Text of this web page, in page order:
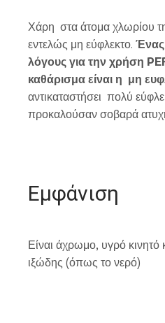
Χάρη στα άτομα χλωρίου
εντελώς μη εύφλεκτο. Ένας
λόγους για την χρήση
καθάρισμα είναι η μη
αντικαταστήσει πολύ
προκαλούσαν σοβαρά
Εμφάνιση
Είναι άχρωμο, υγρό κινητό
ιξώδης (όπως το νερό)